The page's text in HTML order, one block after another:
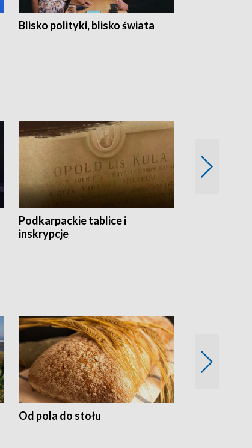
Blisko polityki, blisko świata
Podkarpackie tablice i
inskrypcje
Od pola do stołu